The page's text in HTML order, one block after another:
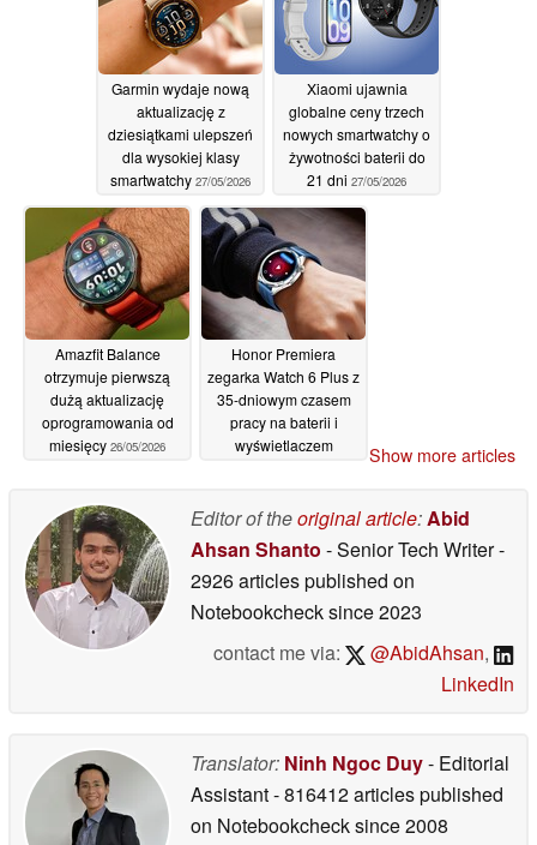
Garmin wydaje nową
aktualizację z
dziesiątkami ulepszeń
dla wysokiej klasy
smartwatchy 27/05/2026
Xiaomi ujawnia
globalne ceny trzech
nowych smartwatchy o
żywotności baterii do
21 dni 27/05/2026
Amazfit Balance
otrzymuje pierwszą
dużą aktualizację
oprogramowania od
miesięcy 26/05/2026
Honor Premiera
zegarka Watch 6 Plus z
35-dniowym czasem
pracy na baterii i
wyświetlaczem
Show more articles
Editor of theoriginal article:Abid
Ahsan Shanto - Senior Tech Writer-
2926 articles published on
Notebookchecksince 2023
contact me via:
@AbidAhsan,
LinkedIn
Translator: Ninh Ngoc Duy- Editorial
Assistant- 816412 articles published
on Notebookchecksince 2008